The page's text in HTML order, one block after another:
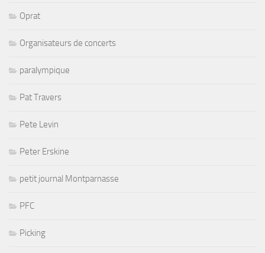
Oprat
Organisateurs de concerts
paralympique
Pat Travers
Pete Levin
Peter Erskine
petit journal Montparnasse
PFC
Picking